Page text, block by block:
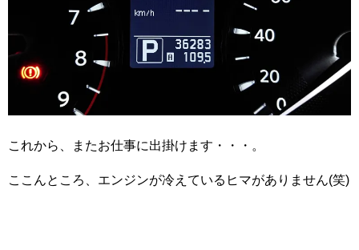
これから、またお仕事に出掛けます・・・。
ここんところ、エンジンが冷えているヒマがありません(笑)